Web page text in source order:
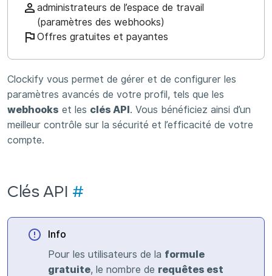
administrateurs de l’espace de travail
(paramètres des webhooks)
Offres gratuites et payantes
Clockify vous permet de gérer et de configurer les
paramètres avancés de votre profil, tels que les
webhooks et les clés API . Vous bénéficiez ainsi d’un
meilleur contrôle sur la sécurité et l’efficacité de votre
compte.
Clés API #
Info
Pour les utilisateurs de la formule
gratuite, le nombre de requêtes est